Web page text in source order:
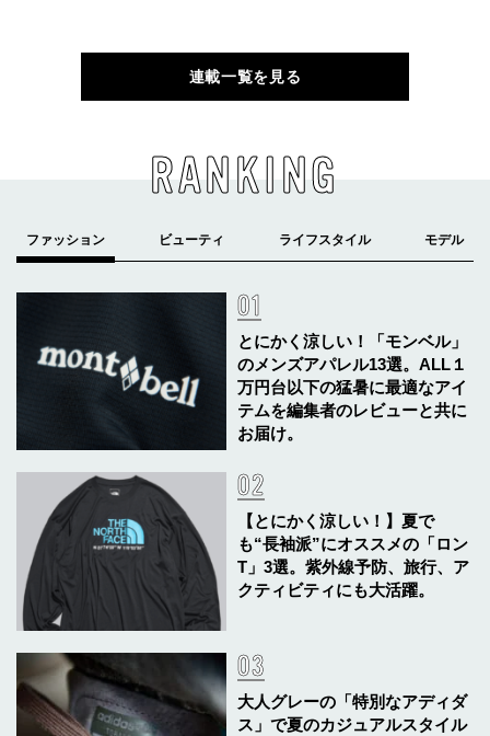
連載一覧を見る
RANKING
とにかく涼しい！「モンベル」
のメンズアパレル13選。ALL１
万円台以下の猛暑に最適なアイ
テムを編集者のレビューと共に
お届け。
【とにかく涼しい！】夏で
も“長袖派”にオススメの「ロン
T」3選。紫外線予防、旅行、ア
クティビティにも大活躍。
大人グレーの「特別なアディダ
ス」で夏のカジュアルスタイル